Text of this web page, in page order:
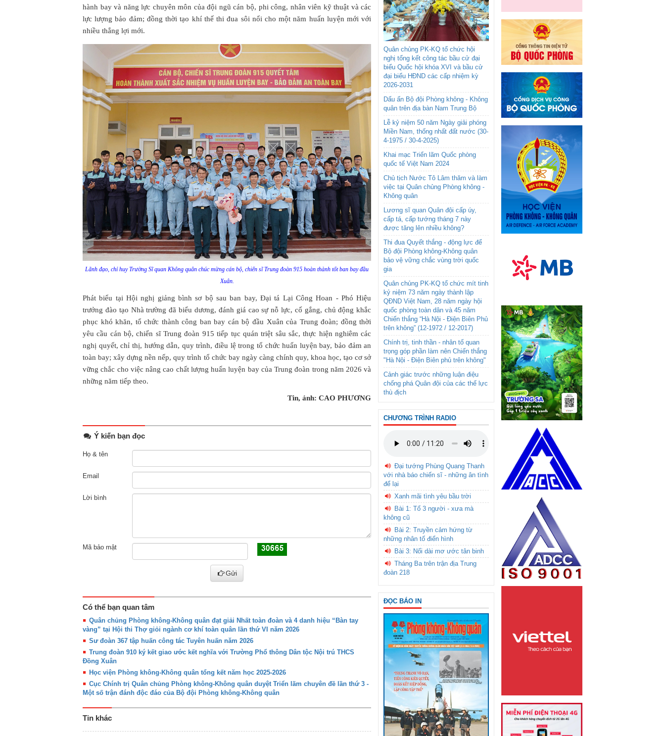
hành bay và năng lực chuyên môn của đội ngũ cán bộ, phi công, nhân viên kỹ thuật và các
lực lượng bảo đảm; đồng thời tạo khí thế thi đua sôi nổi cho một năm huấn luyện mới với
nhiều thắng lợi mới.
Lãnh đạo, chỉ huy Trường Sĩ quan Không quân chúc mừng cán bộ, chiến sĩ Trung đoàn 915 hoàn thành tốt ban bay đầu
Xuân.
Phát biểu tại Hội nghị giảng bình sơ bộ sau ban bay, Đại tá Lại Công Hoan - Phó Hiệu
trưởng đào tạo Nhà trường đã biểu dương, đánh giá cao sự nỗ lực, cố gắng, chủ động khắc
phục khó khăn, tổ chức thành công ban bay cán bộ đầu Xuân của Trung đoàn; đồng thời
yêu cầu cán bộ, chiến sĩ Trung đoàn 915 tiếp tục quán triệt sâu sắc, thực hiện nghiêm các
nghị quyết, chỉ thị, hướng dẫn, quy trình, điều lệ trong tổ chức huấn luyện bay, bảo đảm an
toàn bay; xây dựng nền nếp, quy trình tổ chức bay ngày càng chính quy, khoa học, tạo cơ sở
vững chắc cho việc nâng cao chất lượng huấn luyện bay của Trung đoàn trong năm 2026 và
những năm tiếp theo.
Tin, ảnh: CAO PHƯƠNG
Ý kiến bạn đọc
Họ & tên
Email
Lời bình
Mã bảo mật
Gửi
Có thể bạn quan tâm
Quân chủng Phòng không-Không quân đạt giải Nhất toàn đoàn và 4 danh hiệu “Bàn tay
vàng” tại Hội thi Thợ giỏi ngành cơ khí toàn quân lần thứ VI năm 2026
Sư đoàn 367 tập huấn công tác Tuyên huấn năm 2026
Trung đoàn 910 ký kết giao ước kết nghĩa với Trường Phổ thông Dân tộc Nội trú THCS
Đồng Xuân
Học viện Phòng không-Không quân tổng kết năm học 2025-2026
Cục Chính trị Quân chủng Phòng không-Không quân duyệt Triển lãm chuyên đề lần thứ 3 -
Một số trận đánh độc đáo của Bộ đội Phòng không-Không quân
Tin khác
Quân chủng PK-KQ tổ chức hội
nghị tổng kết công tác bầu cử đại
biểu Quốc hội khóa XVI và bầu cử
đại biểu HĐND các cấp nhiệm kỳ
2026-2031
Dấu ấn Bộ đội Phòng không - Không
quân trên địa bàn Nam Trung Bộ
Lễ kỷ niệm 50 năm Ngày giải phóng
Miền Nam, thống nhất đất nước (30-
4-1975 / 30-4-2025)
Khai mạc Triển lãm Quốc phòng
quốc tế Việt Nam 2024
Chủ tịch Nước Tô Lâm thăm và làm
việc tại Quân chủng Phòng không -
Không quân
Lương sĩ quan Quân đội cấp úy,
cấp tá, cấp tướng tháng 7 này
được tăng lên nhiều không?
Thi đua Quyết thắng - động lực để
Bộ đội Phòng không-Không quân
bảo vệ vững chắc vùng trời quốc
gia
Quân chủng PK-KQ tổ chức mít tinh
kỷ niệm 73 năm ngày thành lập
QĐND Việt Nam, 28 năm ngày hội
quốc phòng toàn dân và 45 năm
Chiến thắng “Hà Nội - Điện Biên Phủ
trên không” (12-1972 / 12-2017)
Chính trị, tinh thần - nhân tố quan
trọng góp phần làm nên Chiến thắng
"Hà Nội - Điện Biên phủ trên không"
Cảnh giác trước những luận điệu
chống phá Quân đội của các thế lực
thù địch
CHƯƠNG TRÌNH RADIO
Đại tướng Phùng Quang Thanh
với nhà báo chiến sĩ - những ân tình
để lại
Xanh mãi tình yêu bầu trời
Bài 1: Tổ 3 người - xưa mà
không cũ
Bài 2: Truyền cảm hứng từ
những nhân tố điển hình
Bài 3: Nối dài mơ ước tân binh
Tháng Ba trên trận địa Trung
đoàn 218
ĐỌC BÁO IN